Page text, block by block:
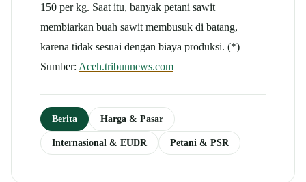
150 per kg. Saat itu, banyak petani sawit
membiarkan buah sawit membusuk di batang,
karena tidak sesuai dengan biaya produksi. (*)
Sumber: Aceh.tribunnews.com
Berita Harga & Pasar
Internasional & EUDR Petani & PSR